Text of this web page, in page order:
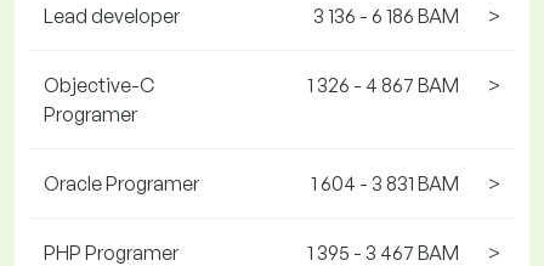
Lead developer 3 136 - 6 186 BAM >
Objective-C
Programer
1 326 - 4 867 BAM >
Oracle Programer 1 604 - 3 831 BAM >
PHP Programer 1 395 - 3 467 BAM >